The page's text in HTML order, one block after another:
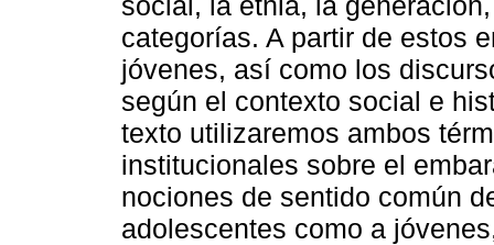
categorías. A partir de estos
jóvenes, así como los
según el contexto social e
texto utilizaremos ambos
institucionales sobre el
nociones de sentido común
adolescentes como a